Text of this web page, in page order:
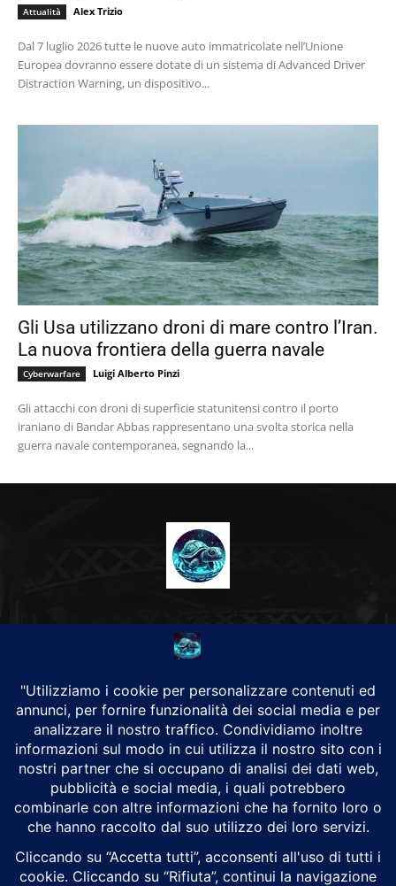
Attualità Alex Trizio
Dal 7 luglio 2026 tutte le nuove auto immatricolate nell’Unione
Europea dovranno essere dotate di un sistema di Advanced Driver
Distraction Warning, un dispositivo...
Gli Usa utilizzano droni di mare contro l’Iran.
La nuova frontiera della guerra navale
Cyberwarfare Luigi Alberto Pinzi
Gli attacchi con droni di superficie statunitensi contro il porto
iraniano di Bandar Abbas rappresentano una svolta storica nella
guerra navale contemporanea, segnando la...
CHI SIAMO
Alground Geopolitica e Cyberwarfare.
Da una idea di Brunilde Trizio
Alground fa parte del Gruppo Trizio
SEGUICI